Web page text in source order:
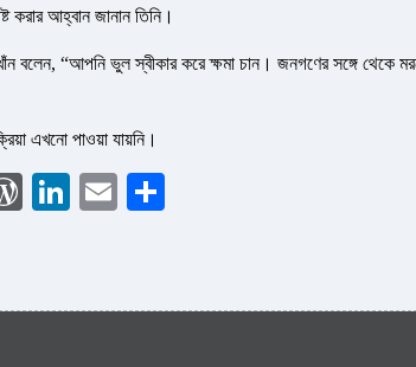
করার আহ্বান জানান তিনি।
বলেন, “আপনি ভুল স্বীকার করে ক্ষমা চান। জনগণের সঙ্গে
এখনো পাওয়া যায়নি।
WordPress
LinkedIn
Email